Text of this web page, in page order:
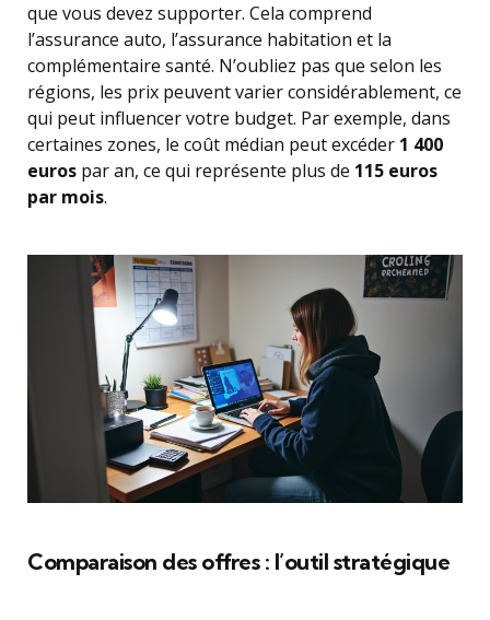
que vous devez supporter. Cela comprend
l’assurance auto, l’assurance habitation et la
complémentaire santé. N’oubliez pas que selon les
régions, les prix peuvent varier considérablement, ce
qui peut influencer votre budget. Par exemple, dans
certaines zones, le coût médian peut excéder 1 400
euros par an, ce qui représente plus de 115 euros
par mois.
Comparaison des offres : l’outil stratégique